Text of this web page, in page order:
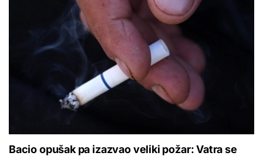
Bacio opušak pa izazvao veliki požar: Vatra se